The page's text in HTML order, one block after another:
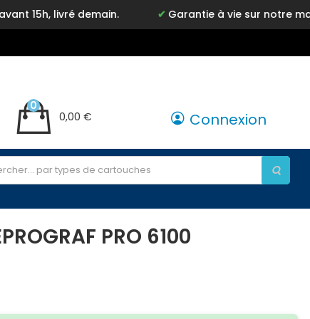
demain. Garantie à vie sur notre marque Inkyz
0,00 €
0
Connexion
PRO 6100